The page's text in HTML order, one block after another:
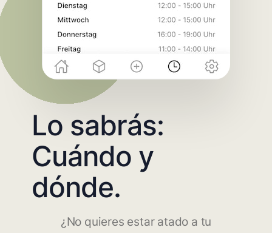
Lo sabrás:
Cuándo y
dónde.
¿No quieres estar atado a tu